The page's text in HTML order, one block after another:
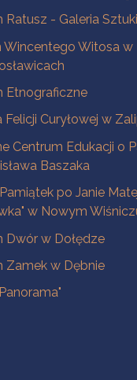
Ratusz - Galeria
Wincentego Witosa w
Etnograficzne
Felicji Curyłowej w
Centrum Edukacji o
Baszaka
po Janie
w Nowym
Dwór w Dołędze
Zamek w Dębnie